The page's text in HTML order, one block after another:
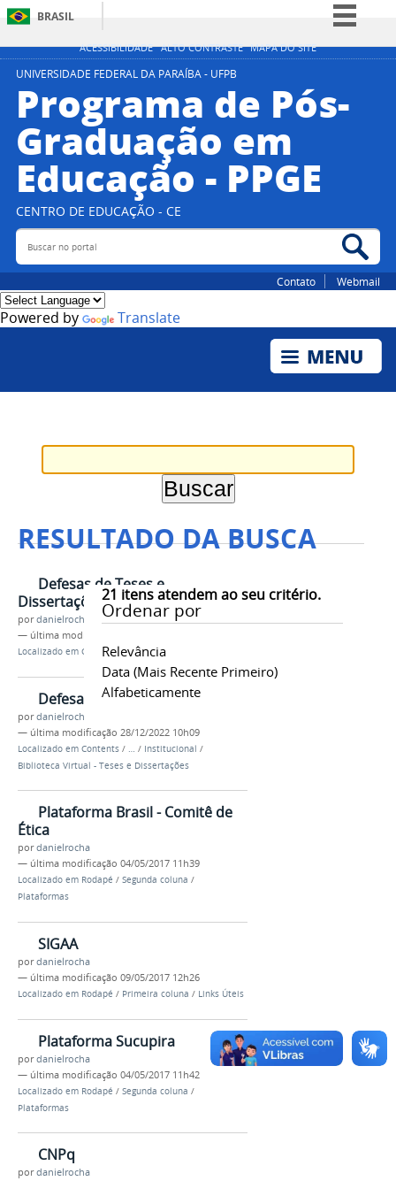
ACESSIBILIDADE ALTO CONTRASTE MAPA DO SITE
BRASIL
Simplifique!
Participe
Legislação
Canais
UNIVERSIDADE FEDERAL DA PARAÍBA - UFPB
Programa de Pós-
Graduação em
Educação - PPGE
CENTRO DE EDUCAÇÃO - CE
Buscar no portal
Contato Webmail
Powered by Translate
RESULTADO DA BUSCA
21 itens atendem ao seu critério.
Ordenar por
Relevância
Data (mais Recente Primeiro)
Alfabeticamente
Defesas de Teses e
Dissertações
pordanielrocha
— última modificação
Localizado em Contents /Menu /Serviços
Defesas (Resumo SIGAA)
pordanielrocha
— última modificação 28/12/2022 10h09
Localizado em Contents / / Institucional /
Biblioteca Virtual - Teses e Dissertações
Plataforma Brasil - Comitê de
Ética
pordanielrocha
— última modificação 04/05/2017 11h39
Localizado em Rodapé / Segunda coluna /
Plataformas
SIGAA
pordanielrocha
— última modificação 09/05/2017 12h26
Localizado em Rodapé / Primeira coluna / Links Úteis
Plataforma Sucupira
pordanielrocha
— última modificação 04/05/2017 11h42
Localizado em Rodapé / Segunda coluna /
Plataformas
CNPq
pordanielrocha